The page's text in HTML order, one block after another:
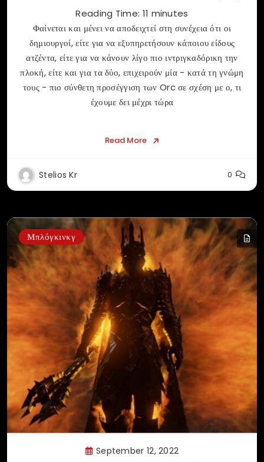
Reading Time: 11 minutes
Φαίνεται και μένει να αποδειχτεί στη συνέχεια ότι οι
δημιουργοί, είτε για να εξυπηρετήσουν κάποιου είδους
ατζέντα, είτε για να κάνουν λίγο πιο ιντριγκαδόρικη την
πλοκή, είτε και για τα δύο, επιχειρούν μία - κατά τη γνώμη
τους - πιο σύνθετη προσέγγιση των Orc σε σχέση με ο, τι
έχουμε δει μέχρι τώρα
Read More
Stelios Kr 0
Μπλόγκινκγ
September 12, 2022